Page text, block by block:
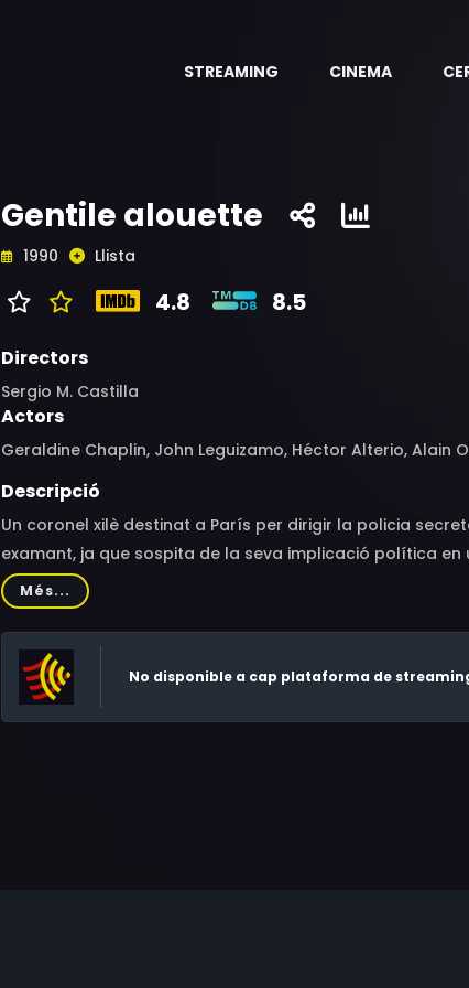
STREAMING CINEMA
Gentile alouette
1990 Llista
4.8 8.5
Directors
Sergio M. Castilla
Actors
Geraldine Chaplin, John Leguizamo, Héctor Alterio, Alain
Descripció
Un coronel xilè destinat a París per dirigir la policia
examant, ja que sospita de la seva implicació política
Més...
No disponible a cap plataforma de